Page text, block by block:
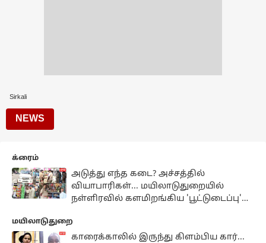
Sirkali
NEWS
க்ரைம்
அடுத்து எந்த கடை? அச்சத்தில்
வியாபாரிகள்... மயிலாடுதுறையில்
நள்ளிரவில் களமிறங்கிய 'பூட்டுடைப்பு'
மயிலாடுதுறை
காரைக்காலில் இருந்து கிளம்பிய கார்...